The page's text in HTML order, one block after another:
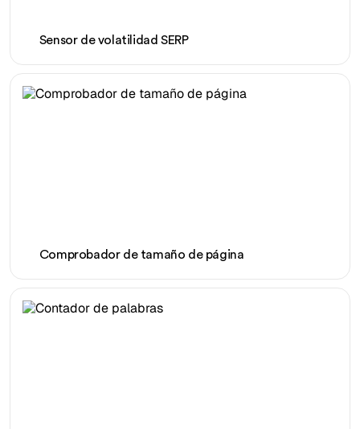
Sensor de volatilidad SERP
Comprobador de tamaño de página